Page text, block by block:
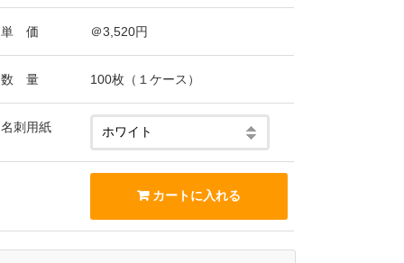
単 価 ＠3,520円
数 量 100枚（１ケース）
名刺用紙